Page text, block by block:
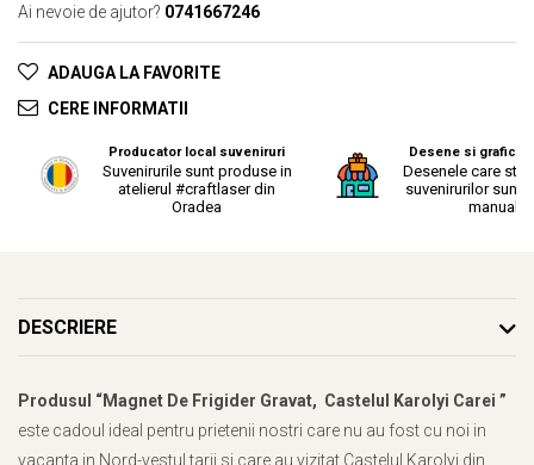
Ai nevoie de ajutor? 0741667246
ADAUGA LA FAVORITE
CERE INFORMATII
Producator local suveniruri
Suvenirurile sunt produse in
atelierul #craftlaser din
Oradea
Desene si grafica
Desenele care
suvenirurilor sunt
manual.
DESCRIERE
Produsul “Magnet De Frigider Gravat, Castelul Karolyi Carei ”
este cadoul ideal pentru prietenii nostri care nu au fost cu noi in
vacanta in Nord-vestul tarii si care au vizitat Castelul Karolyi din